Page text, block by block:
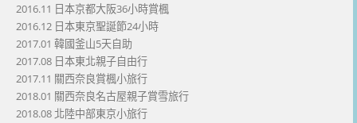
2016.11 日本京都大阪36小時賞楓
2016.12 日本東京聖誕節24小時
2017.01 韓國釜山5天自助
2017.08 日本東北親子自由行
2017.11 關西奈良賞楓小旅行
2018.01 關西奈良名古屋親子賞雪旅行
2018.08 北陸中部東京小旅行